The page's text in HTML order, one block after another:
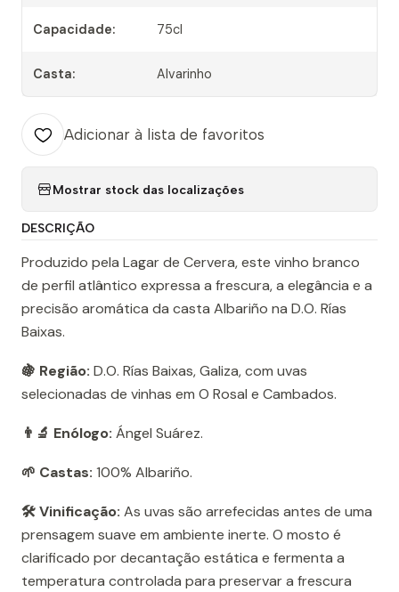
Capacidade: 75cl
Casta: Alvarinho
Adicionar à lista de favoritos
Mostrar stock das localizações
DESCRIÇÃO
Produzido pela Lagar de Cervera, este vinho branco
de perfil atlântico expressa a frescura, a elegância e a
precisão aromática da casta Albariño na D.O. Rías
Baixas.
🍇 Região: D.O. Rías Baixas, Galiza, com uvas
selecionadas de vinhas em O Rosal e Cambados.
👨‍🔬 Enólogo: Ángel Suárez.
🌱 Castas: 100% Albariño.
🛠️ Vinificação: As uvas são arrefecidas antes de uma
prensagem suave em ambiente inerte. O mosto é
clarificado por decantação estática e fermenta a
temperatura controlada para preservar a frescura